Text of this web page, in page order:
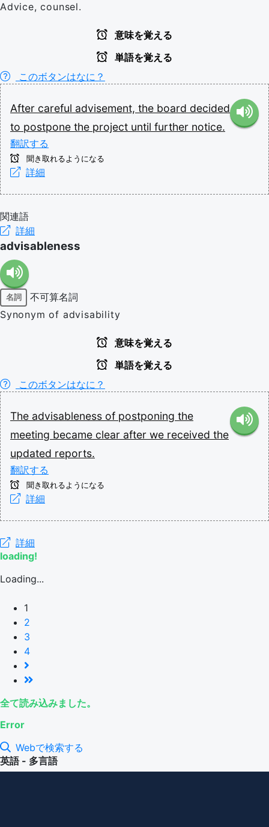
Advice, counsel.
意味を覚える
単語を覚える
このボタンはなに？
After careful advisement, the board decided
to postpone the project until further notice.
翻訳する
聞き取れるようになる
詳細
関連語
詳細
advisableness
名詞
不可算名詞
Synonym of advisability
意味を覚える
単語を覚える
このボタンはなに？
The advisableness of postponing the
meeting became clear after we received the
updated reports.
翻訳する
聞き取れるようになる
詳細
詳細
loading!
Loading...
1
2
3
4
全て読み込みました。
Error
Webで検索する
英語 - 多言語